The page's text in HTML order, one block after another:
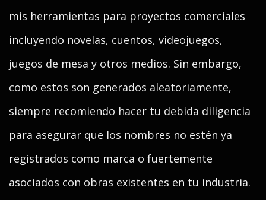
mis herramientas para proyectos comerciales
incluyendo novelas, cuentos, videojuegos,
juegos de mesa y otros medios. Sin embargo,
como estos son generados aleatoriamente,
siempre recomiendo hacer tu debida diligencia
para asegurar que los nombres no estén ya
registrados como marca o fuertemente
asociados con obras existentes en tu industria.